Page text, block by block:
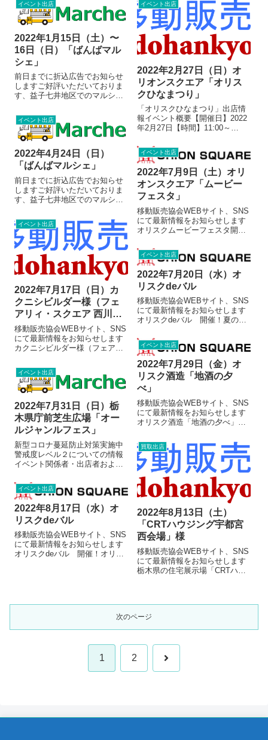
イベント出店
2022年1月15日（土）〜
16日（日）「ばんばマル
シェ」
前日までに折込広告でお知らせ
しますご好評いただいておりま
す、益子七井地区でのマルシェ
となりました！当協会を代表す
る店舗が地域マルシェを盛り上
げます。ご家族、お友達、職場
のかたをお誘い合わせの上、コ
ロナ対策をして...
イベント出店
2022年2月27日（日）オ
リオンスクエア「オリス
クひなまつり」
「オリスクひなまつり」出店情
報イベント概要【開催日】2022
年2月27日【時間】11:00～
売【主催】オリオンスクエア開
催地オリオンスクエア〒320-
0802 栃木県宇都宮市江野町８
−３出店者店舗詳細キッチ...
イベント出店
2022年4月24日（日）
「ばんばマルシェ」
前日までに折込広告でお知らせ
しますご好評いただいておりま
す、益子七井地区でのマルシェ
となりました！当協会を代表す
る店舗が地域マルシェを盛り上
げます。ご家族、お友達、職場
のかたをお誘い合わせの上、コ
ロナ対策をして...
イベント出店
2022年7月9日（土）オリ
オンスクエア「ムービー
フェスタ」
移動販売協会WEBサイト、SNS
にて最新情報をお知らせします
オリスクムービーフェスタ開催
映画鑑賞！！ 詳細はこちらから
どうぞ▶ 開催日：7月9日(土)
時間：10:30～17:00入場料：無
料 今回は、自主製作...
イベント出店
2022年7月17日（日）カ
クニシビルダー様（フェ
アリィ・スクエア 西川田
住宅展示場内）
移動販売協会WEBサイト、SNS
にて最新情報をお知らせします
カクニシビルダー様（フェアリ
内）総合ハウスメーカー「カク
ニシビルダー」様のモデルハウ
スで、ご商談、ご見学等イベン
ト参加を頂いたお客様にご提供
します。 ...
イベント出店
2022年7月20日（水）オ
リスクdeバル
移動販売協会WEBサイト、SNS
にて最新情報をお知らせします
オリスクdeバル 開催！夏の1
てください！美味しいお酒とお
つまみをご用意します！入口で
の手指消毒等の感染防止対策に
ご協力ください。皆さまのご来
場お待ち...
イベント出店
2022年7月29日（金）オ
リスク酒造「地酒の夕
べ」
移動販売協会WEBサイト、SNS
にて最新情報をお知らせします
オリスク酒造「地酒の夕べ」開
ご用意します！生演奏を聞きな
がら、オリスクで楽しく一杯や
りませんか！？入口での手指消
毒等の感染防止対策にご協力く
ださい。皆さ...
イベント出店
2022年7月31日（日）栃
木県庁前芝生広場「オー
ルジャンルフェス」
新型コロナ蔓延防止対策実施中
警戒度レベル２についての情報
イベント関係者・出店者および
いいたします。【参考】栃木県
公式WEBサイトより 警戒度レ
ベルの判断に使用する指標及び
目安について 「新しい生活様
式」の実践例（...
買取出店
2022年8月13日（土）
「CRTハウジング宇都宮
西会場」様
移動販売協会WEBサイト、SNS
にて最新情報をお知らせします
栃木県の住宅展示場「CRTハウ
お待ちしております 開催地 ご
利用の...
イベント出店
2022年8月17日（水）オ
リスクdeバル
移動販売協会WEBサイト、SNS
にて最新情報をお知らせします
オリスクdeバル 開催！オリス
次のページ
1 2